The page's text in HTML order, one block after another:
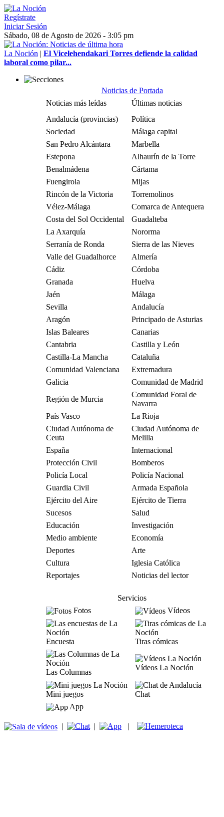
Regístrate
Iniciar Sesión
Sábado, 08 de Agosto de 2026 - 3:05 pm
La Noción | El Vicelehendakari Torres defiende la calidad
laboral como pilar...
Noticias de Portada
Noticias más leídas
Últimas noticias
Andalucía (provincias)
Política
Sociedad
Málaga capital
San Pedro Alcántara
Marbella
Estepona
Alhaurín de la Torre
Benalmádena
Cártama
Fuengirola
Mijas
Rincón de la Victoria
Torremolinos
Vélez-Málaga
Comarca de Antequera
Costa del Sol Occidental
Guadalteba
La Axarquía
Nororma
Serranía de Ronda
Sierra de las Nieves
Valle del Guadalhorce
Almería
Cádiz
Córdoba
Granada
Huelva
Jaén
Málaga
Sevilla
Andalucía
Aragón
Principado de Asturias
Islas Baleares
Canarias
Cantabria
Castilla y León
Castilla-La Mancha
Cataluña
Comunidad Valenciana
Extremadura
Galicia
Comunidad de Madrid
Región de Murcia
Comunidad Foral de
Navarra
País Vasco
La Rioja
Ciudad Autónoma de
Ceuta
Ciudad Autónoma de
Melilla
España
Internacional
Protección Civil
Bomberos
Policía Local
Policía Nacional
Guardia Civil
Armada Española
Ejército del Aire
Ejército de Tierra
Sucesos
Salud
Educación
Investigación
Medio ambiente
Economía
Deportes
Arte
Cultura
Iglesia Católica
Reportajes
Noticias del lector
Servicios
Fotos
Vídeos
Encuesta Tiras cómicas
Las Columnas
Vídeos La Noción
Mini juegos
Chat
App
| | |